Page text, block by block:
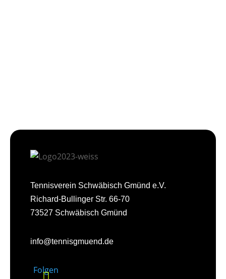
Tennisverein Schwäbisch Gmünd e.V.
Richard-Bullinger Str. 66-70
73527 Schwäbisch Gmünd
info@tennisgmuend.de
Folgen